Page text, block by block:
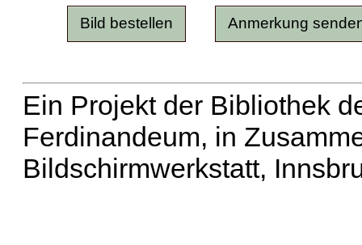
Ein Projekt der Bibliothek
Ferdinandeum, in
Bildschirmwerkstatt,